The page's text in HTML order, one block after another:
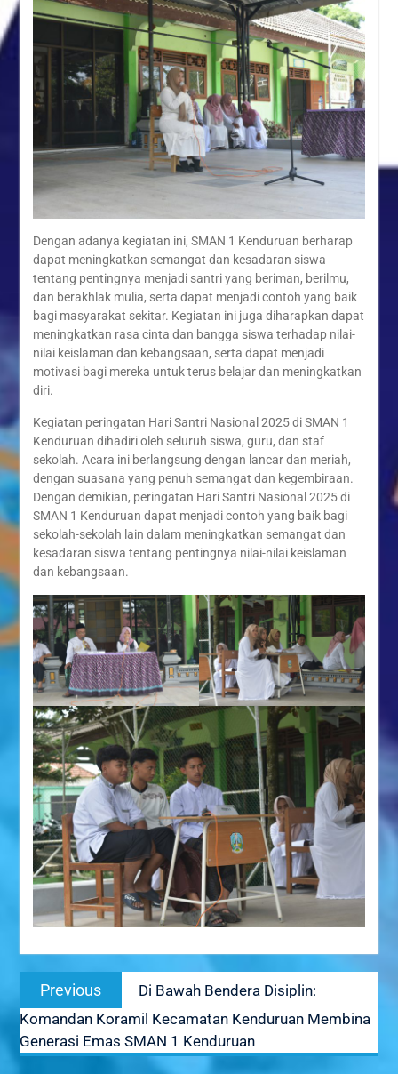
Dengan adanya kegiatan ini, SMAN 1 Kenduruan berharap
dapat meningkatkan semangat dan kesadaran siswa
tentang pentingnya menjadi santri yang beriman, berilmu,
dan berakhlak mulia, serta dapat menjadi contoh yang baik
bagi masyarakat sekitar. Kegiatan ini juga diharapkan dapat
meningkatkan rasa cinta dan bangga siswa terhadap nilai-
nilai keislaman dan kebangsaan, serta dapat menjadi
motivasi bagi mereka untuk terus belajar dan meningkatkan
diri.
Kegiatan peringatan Hari Santri Nasional 2025 di SMAN 1
Kenduruan dihadiri oleh seluruh siswa, guru, dan staf
sekolah. Acara ini berlangsung dengan lancar dan meriah,
dengan suasana yang penuh semangat dan kegembiraan.
Dengan demikian, peringatan Hari Santri Nasional 2025 di
SMAN 1 Kenduruan dapat menjadi contoh yang baik bagi
sekolah-sekolah lain dalam meningkatkan semangat dan
kesadaran siswa tentang pentingnya nilai-nilai keislaman
dan kebangsaan.
Navigasi
posPrevious
Previous
post:
Di Bawah Bendera Disiplin:
Komandan Koramil Kecamatan Kenduruan Membina
Generasi Emas SMAN 1 Kenduruan